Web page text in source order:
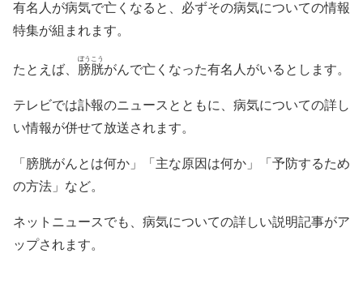
有名人が病気で亡くなると、必ずその病気についての情報
特集が組まれます。
たとえば、 膀胱
ぼうこう
がんで亡くなった有名人がいるとします。
テレビでは訃報のニュースとともに、病気についての詳し
い情報が併せて放送されます。
「膀胱がんとは何か」「主な原因は何か」「予防するため
の方法」など。
ネットニュースでも、病気についての詳しい説明記事がア
ップされます。